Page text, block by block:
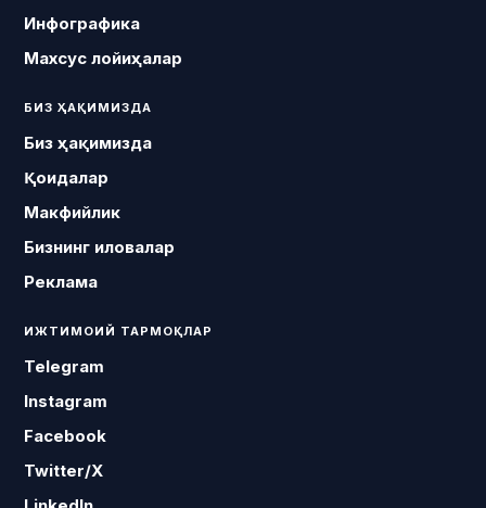
Инфографика
Махсус лойиҳалар
БИЗ ҲАҚИМИЗДА
Биз ҳақимизда
Қоидалар
Макфийлик
Бизнинг иловалар
Реклама
ИЖТИМОИЙ ТАРМОҚЛАР
Telegram
Instagram
Facebook
Twitter/X